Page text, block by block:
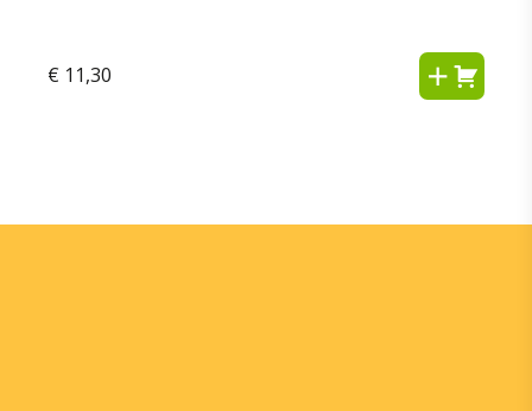
€ 11,30